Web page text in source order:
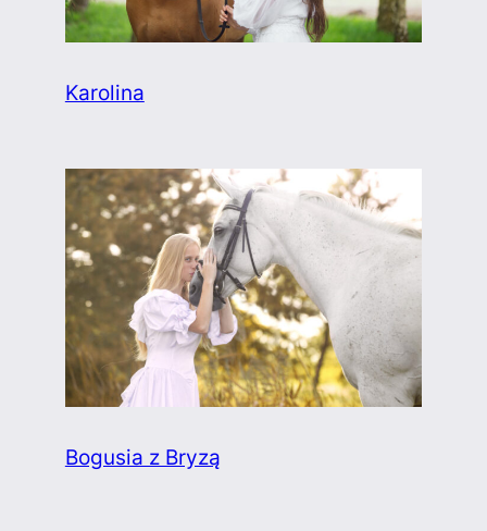
Karolina
Bogusia z Bryzą